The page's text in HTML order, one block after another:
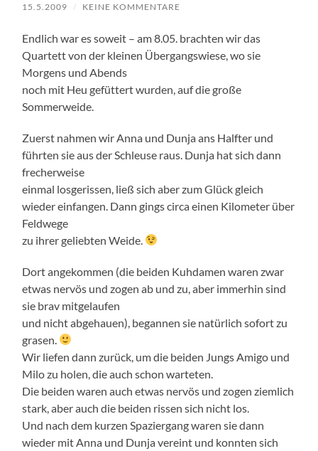
15.5.2009 / KEINE KOMMENTARE
Endlich war es soweit – am 8.05. brachten wir das
Quartett von der kleinen Übergangswiese, wo sie
Morgens und Abends
noch mit Heu gefüttert wurden, auf die große
Sommerweide.
Zuerst nahmen wir Anna und Dunja ans Halfter und
führten sie aus der Schleuse raus. Dunja hat sich dann
frecherweise
einmal losgerissen, ließ sich aber zum Glück gleich
wieder einfangen. Dann gings circa einen Kilometer über
Feldwege
zu ihrer geliebten Weide.
Dort angekommen (die beiden Kuhdamen waren zwar
etwas nervös und zogen ab und zu, aber immerhin sind
sie brav mitgelaufen
und nicht abgehauen), begannen sie natürlich sofort zu
grasen.
Wir liefen dann zurück, um die beiden Jungs Amigo und
Milo zu holen, die auch schon warteten.
Die beiden waren auch etwas nervös und zogen ziemlich
stark, aber auch die beiden rissen sich nicht los.
Und nach dem kurzen Spaziergang waren sie dann
wieder mit Anna und Dunja vereint und konnten sich